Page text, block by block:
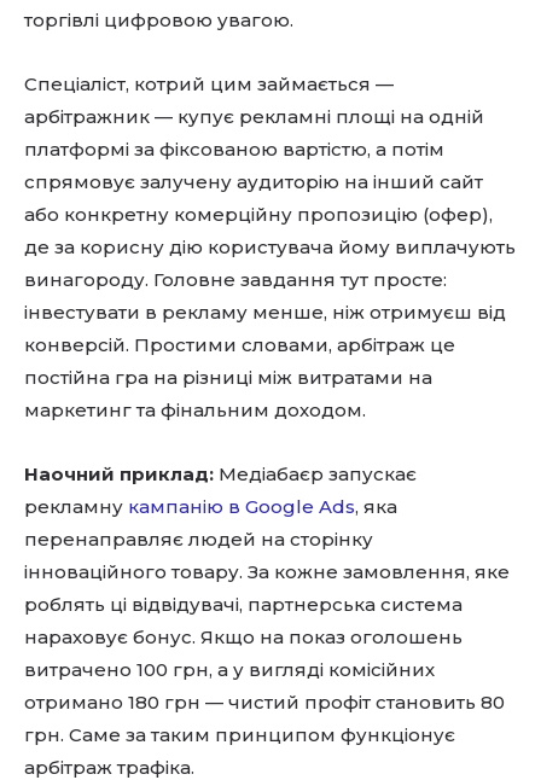
торгівлі цифровою увагою.
Спеціаліст, котрий цим займається —
арбітражник — купує рекламні площі на одній
платформі за фіксованою вартістю, а потім
спрямовує залучену аудиторію на інший сайт
або конкретну комерційну пропозицію (офер),
де за корисну дію користувача йому виплачують
винагороду. Головне завдання тут просте:
інвестувати в рекламу менше, ніж отримуєш від
конверсій. Простими словами, арбітраж це
постійна гра на різниці між витратами на
маркетинг та фінальним доходом.
Наочний приклад: Медіабаєр запускає
рекламну кампанію в Google Ads, яка
перенаправляє людей на сторінку
інноваційного товару. За кожне замовлення, яке
роблять ці відвідувачі, партнерська система
нараховує бонус. Якщо на показ оголошень
витрачено 100 грн, а у вигляді комісійних
отримано 180 грн — чистий профіт становить 80
грн. Саме за таким принципом функціонує
арбітраж трафіка.